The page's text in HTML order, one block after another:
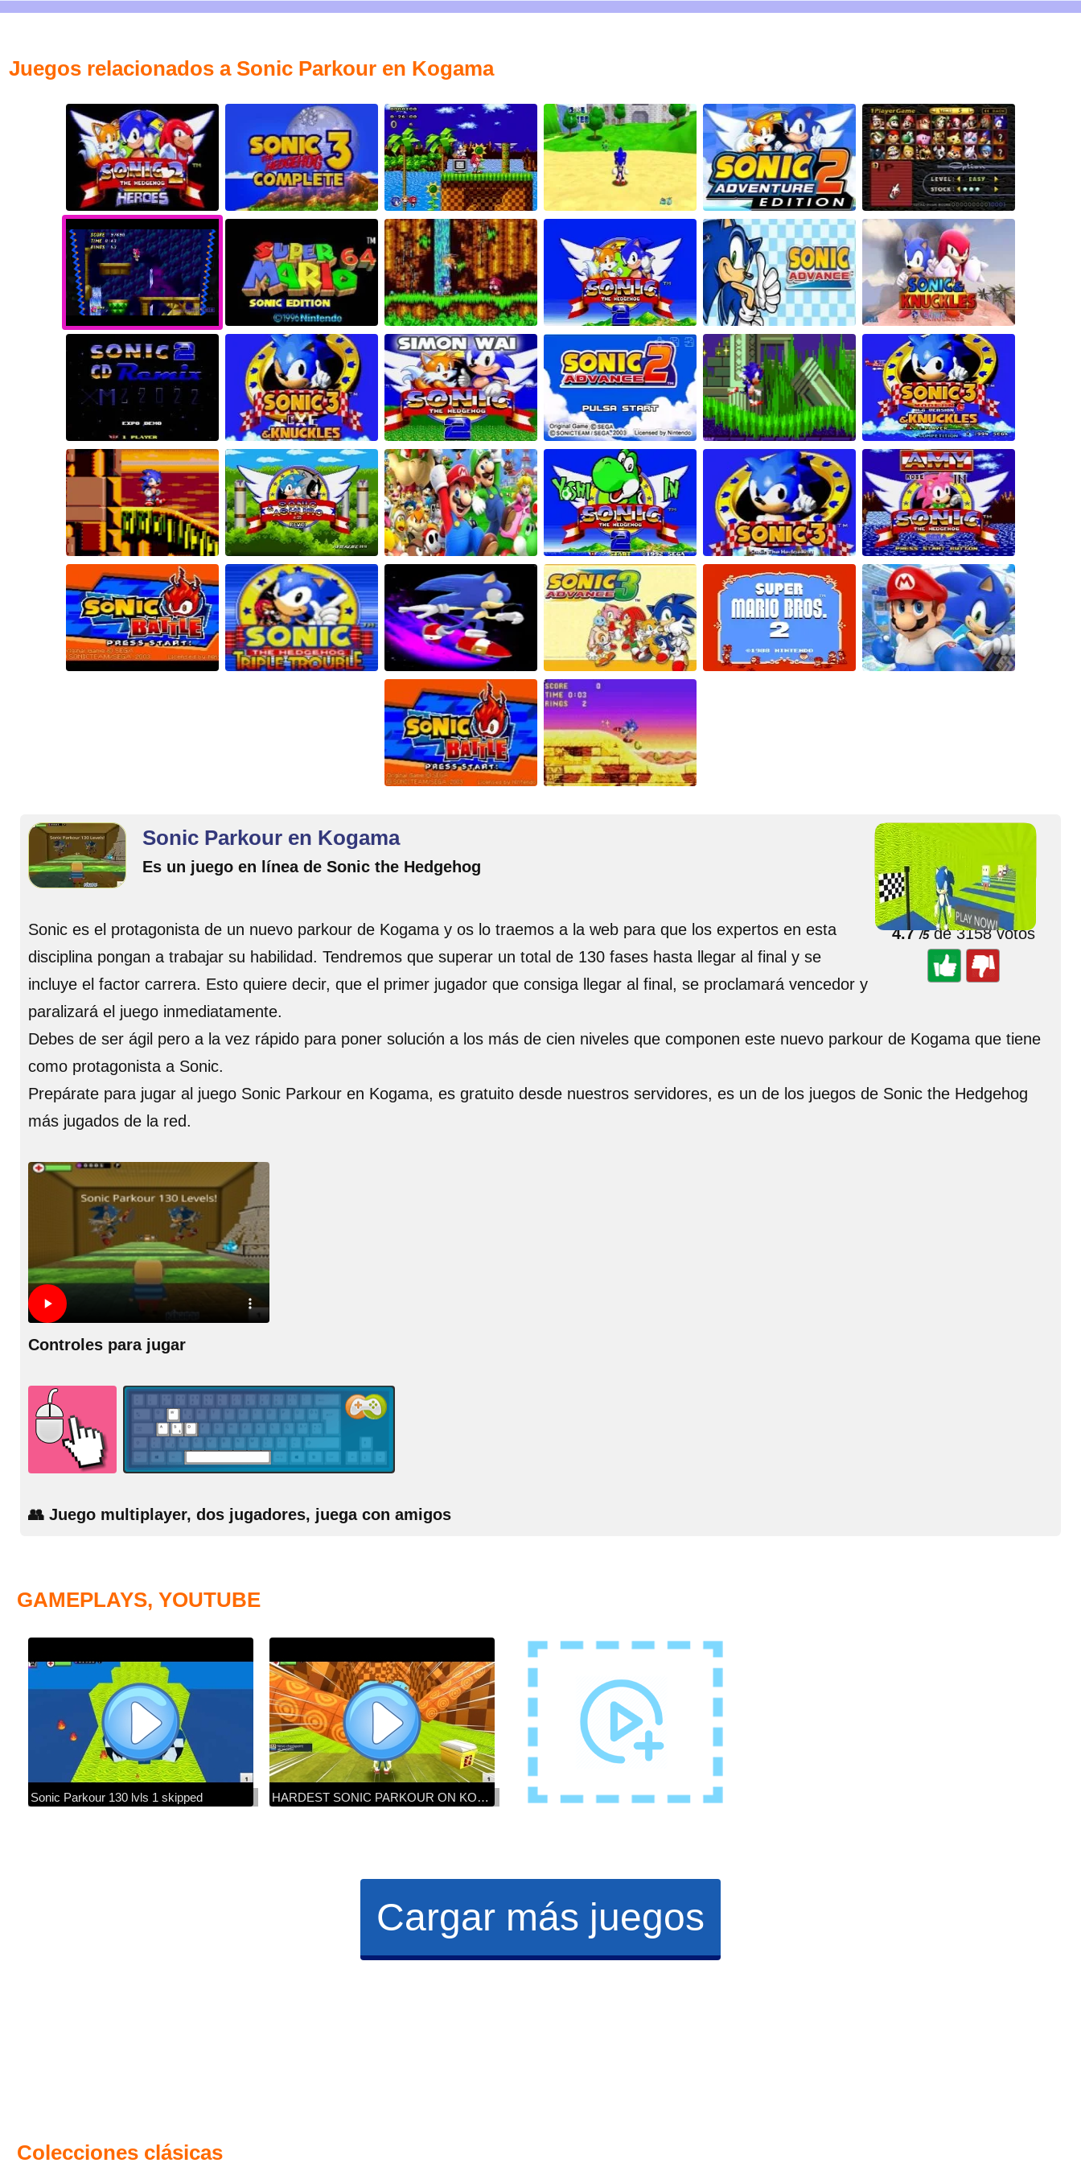
Juegos relacionados a Sonic Parkour en Kogama
🌟 Valorar juego
4.7/5de 3158 votos
Sonic Parkour en Kogama
Es un juego en línea de Sonic the Hedgehog
Sonic es el protagonista de un nuevo parkour de Kogama y os lo traemos a la web para que los expertos en esta
disciplina pongan a trabajar su habilidad. Tendremos que superar un total de 130 fases hasta llegar al final y se
incluye el factor carrera. Esto quiere decir, que el primer jugador que consiga llegar al final, se proclamará vencedor y
paralizará el juego inmediatamente.
Debes de ser ágil pero a la vez rápido para poner solución a los más de cien niveles que componen este nuevo parkour de Kogama que tiene
como protagonista a Sonic.
Prepárate para jugar al juego Sonic Parkour en Kogama, es gratuito desde nuestros servidores, es un de los juegos de Sonic the Hedgehog
más jugados de la red.
Controles para jugar
👥 Juego multiplayer, dos jugadores, juega con amigos
GAMEPLAYS, YOUTUBE
Sonic Parkour 130 lvls 1 skipped HARDEST SONIC PARKOUR ON KOGAMA BRASIL
Cargar más juegos
Colecciones clásicas